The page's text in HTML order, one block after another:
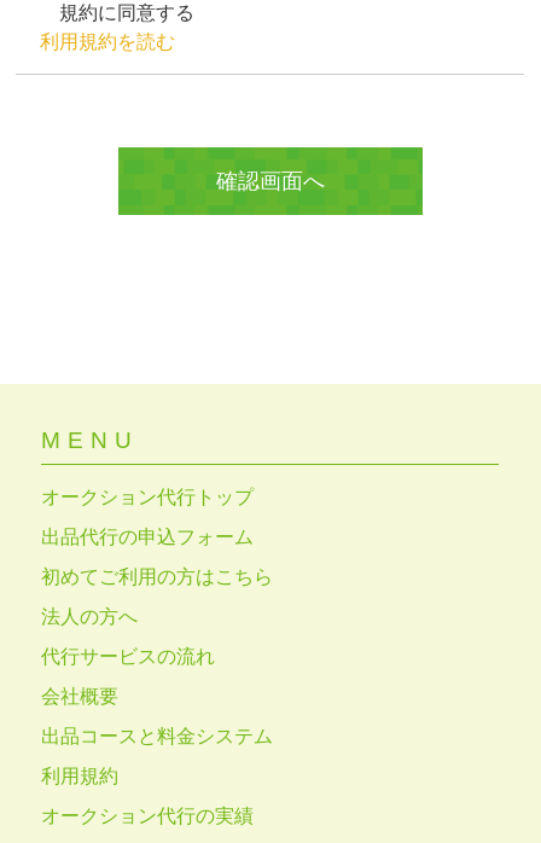
規約に同意する
利用規約を読む
MENU
オークション代行トップ
出品代行の申込フォーム
初めてご利用の方はこちら
法人の方へ
代行サービスの流れ
会社概要
出品コースと料金システム
利用規約
オークション代行の実績